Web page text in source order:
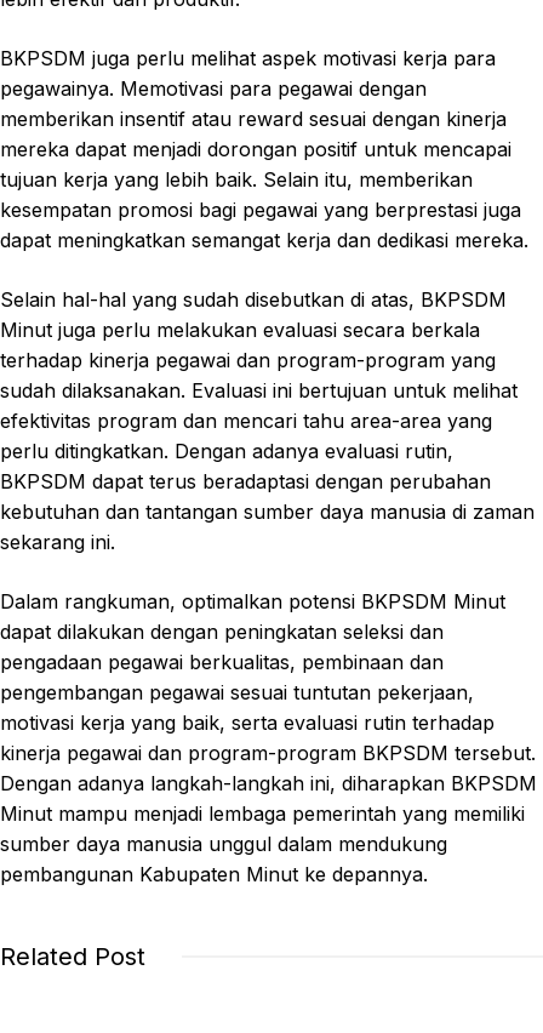
BKPSDM juga perlu melihat aspek motivasi kerja para
pegawainya. Memotivasi para pegawai dengan
memberikan insentif atau reward sesuai dengan kinerja
mereka dapat menjadi dorongan positif untuk mencapai
tujuan kerja yang lebih baik. Selain itu, memberikan
kesempatan promosi bagi pegawai yang berprestasi juga
dapat meningkatkan semangat kerja dan dedikasi mereka.
Selain hal-hal yang sudah disebutkan di atas, BKPSDM
Minut juga perlu melakukan evaluasi secara berkala
terhadap kinerja pegawai dan program-program yang
sudah dilaksanakan. Evaluasi ini bertujuan untuk melihat
efektivitas program dan mencari tahu area-area yang
perlu ditingkatkan. Dengan adanya evaluasi rutin,
BKPSDM dapat terus beradaptasi dengan perubahan
kebutuhan dan tantangan sumber daya manusia di zaman
sekarang ini.
Dalam rangkuman, optimalkan potensi BKPSDM Minut
dapat dilakukan dengan peningkatan seleksi dan
pengadaan pegawai berkualitas, pembinaan dan
pengembangan pegawai sesuai tuntutan pekerjaan,
motivasi kerja yang baik, serta evaluasi rutin terhadap
kinerja pegawai dan program-program BKPSDM tersebut.
Dengan adanya langkah-langkah ini, diharapkan BKPSDM
Minut mampu menjadi lembaga pemerintah yang memiliki
sumber daya manusia unggul dalam mendukung
pembangunan Kabupaten Minut ke depannya.
Related Post